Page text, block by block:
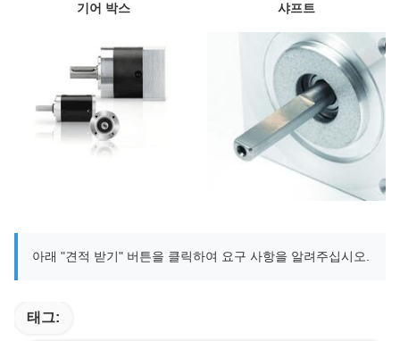
기어 박스 샤프트
아래 "견적 받기" 버튼을 클릭하여 요구 사항을 알려주십시오.
태그: